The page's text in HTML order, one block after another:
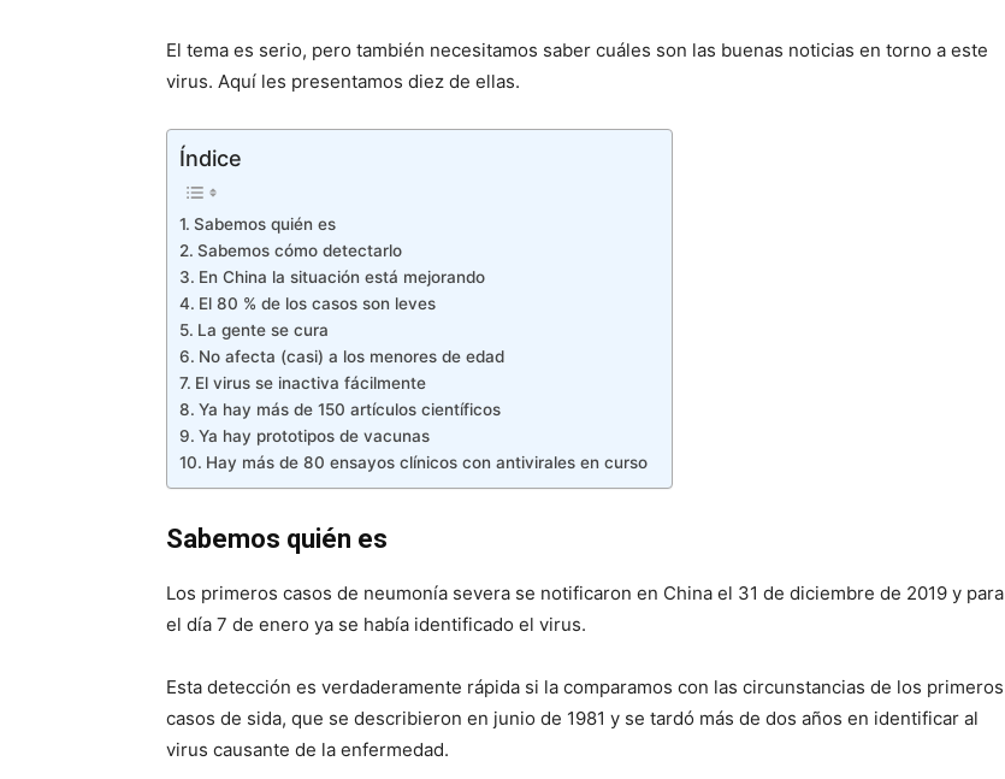
El tema es serio, pero también necesitamos saber cuáles son las buenas noticias en torno a este
virus. Aquí les presentamos diez de ellas.
Índice
Sabemos quién es
Sabemos cómo detectarlo
En China la situación está mejorando
El 80 % de los casos son leves
La gente se cura
No afecta (casi) a los menores de edad
El virus se inactiva fácilmente
Ya hay más de 150 artículos científicos
Ya hay prototipos de vacunas
Hay más de 80 ensayos clínicos con antivirales en curso
Sabemos quién es
Los primeros casos de neumonía severa se notificaron en China el 31 de diciembre de 2019 y para
el día 7 de enero ya se había identificado el virus.
Esta detección es verdaderamente rápida si la comparamos con las circunstancias de los primeros
casos de sida, que se describieron en junio de 1981 y se tardó más de dos años en identificar al
virus causante de la enfermedad.